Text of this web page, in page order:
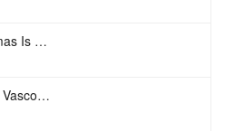
All I Want For Christmas Is You – Mariah Carey
Come Nelle Favole – Vasco Rossi